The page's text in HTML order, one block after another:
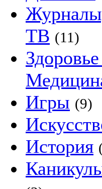
ТВ (11)
Игры (9)
История